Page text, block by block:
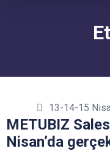
13-14-15
METUBIZ
Nisan’da